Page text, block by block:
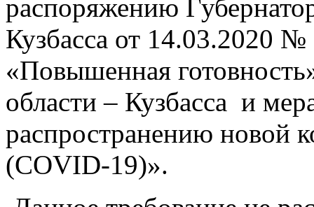
распоряжению
Кузбасса от 14.03.2020
«Повышенная
области – Кузбасса и
распространению новой
(COVID-19)».